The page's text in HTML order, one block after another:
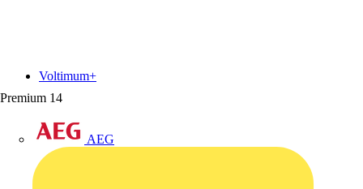
Premium 14
AEG
Voltimum+